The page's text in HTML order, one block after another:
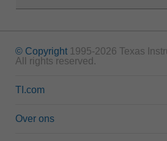
© Copyright 1995-2026 Texas
All rights reserved.
TI.com
Over ons